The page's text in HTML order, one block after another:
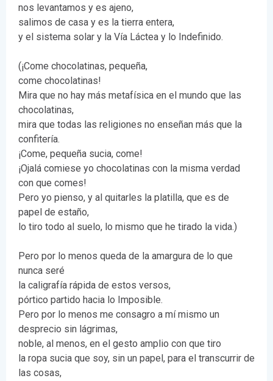
nos levantamos y es ajeno,
salimos de casa y es la tierra entera,
y el sistema solar y la Vía Láctea y lo Indefinido.
(¡Come chocolatinas, pequeña,
come chocolatinas!
Mira que no hay más metafísica en el mundo que las
chocolatinas,
mira que todas las religiones no enseñan más que la
confitería.
¡Come, pequeña sucia, come!
¡Ojalá comiese yo chocolatinas con la misma verdad
con que comes!
Pero yo pienso, y al quitarles la platilla, que es de
papel de estaño,
lo tiro todo al suelo, lo mismo que he tirado la vida.)
Pero por lo menos queda de la amargura de lo que
nunca seré
la caligrafía rápida de estos versos,
pórtico partido hacia lo Imposible.
Pero por lo menos me consagro a mí mismo un
desprecio sin lágrimas,
noble, al menos, en el gesto amplio con que tiro
la ropa sucia que soy, sin un papel, para el transcurrir de
las cosas,